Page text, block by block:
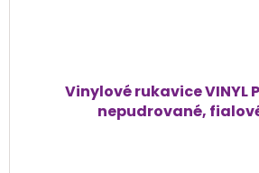
Vinylové rukavice VINYL
nepudrované,